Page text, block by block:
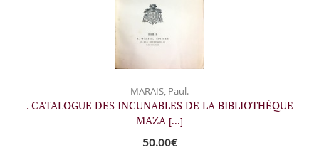
MARAIS, Paul.
. CATALOGUE DES INCUNABLES DE LA BIBLIOTHÉQUE
MAZA [...]
50.00€